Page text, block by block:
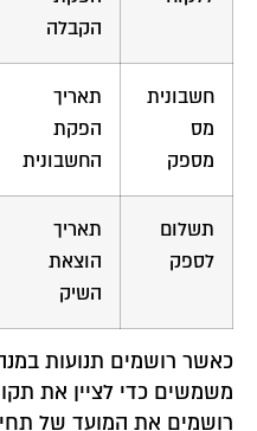
הקבלה
חשבונית
מס
מספק
תאריך
הפקת
החשבונית
תשלום
לספק
תאריך
הוצאת
השיק
כאשר רושמים תנועות
משמשים כדי לציין את
רושמים את המועד של